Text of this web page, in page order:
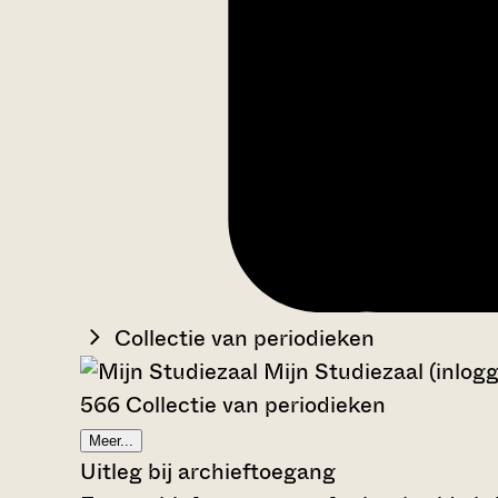
Collectie van periodieken
Mijn Studiezaal
566 Collectie van periodieken
Meer...
Uitleg bij archieftoegang